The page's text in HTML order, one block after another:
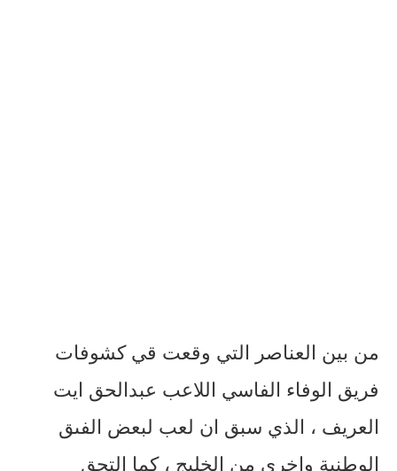
من بين العناصر التي وقعت قي كشوفات
فريق الوفاء الفاسي اللاعب عبدالحق ايت
العريف ، الذي سبق ان لعب لبعض الفىق
الوطنية واخرى من الخليج ، كما التحق